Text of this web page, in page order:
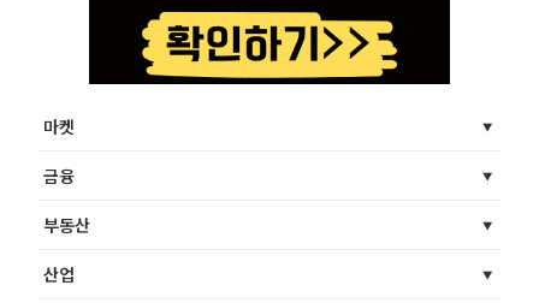
마켓
금융
부동산
산업